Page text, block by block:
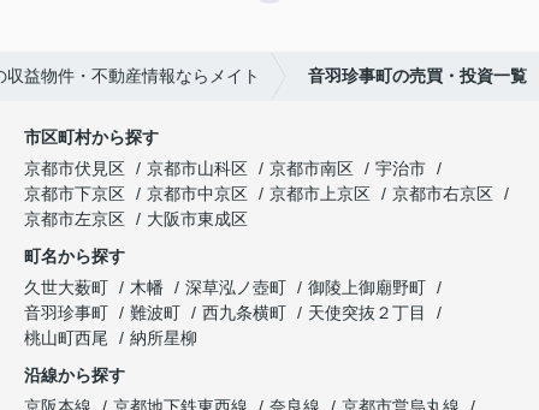
収益物件・不動産情報ならメイト 音羽珍事町の売買・投資一覧
市区町村から探す
京都市伏見区
京都市山科区 京都市南区
宇治市
京都市下京区
京都市中京区 京都市上京区
京都市右京区
京都市左京区
大阪市東成区
町名から探す
久世大薮町
木幡 深草泓ノ壺町
御陵上御廟野町
音羽珍事町
難波町 西九条横町
天使突抜２丁目
桃山町西尾
納所星柳
沿線から探す